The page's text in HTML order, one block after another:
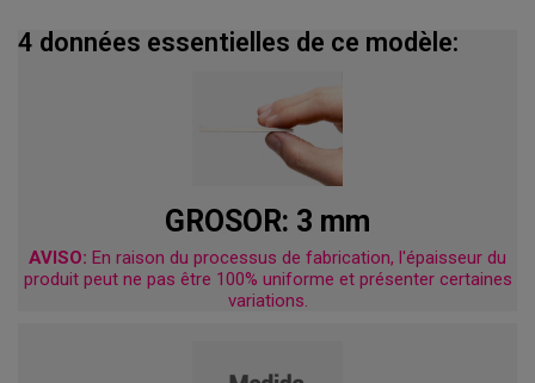
4 données essentielles de ce modèle:
GROSOR: 3 mm
AVISO: En raison du processus de fabrication, l'épaisseur du
produit peut ne pas être 100% uniforme et présenter certaines
variations.